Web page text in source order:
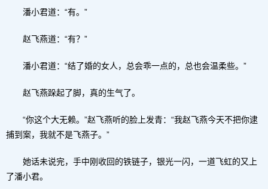
潘小君道：“有。”
赵飞燕道：“有？”
潘小君道：“结了婚的女人，总会乖一点的，总也会温柔些。”
赵飞燕跺起了脚，真的生气了。
“你这个大无赖。”赵飞燕听的脸上发青：“我赵飞燕今天不把你逮
捕到案，我就不是飞燕子。”
她话未说完，手中刚收回的铁链子，银光一闪，一道飞虹的又上
了潘小君。